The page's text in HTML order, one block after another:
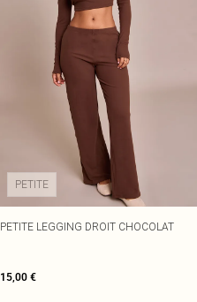
PETITE
PETITE LEGGING DROIT CHOCOLAT
15,00 €